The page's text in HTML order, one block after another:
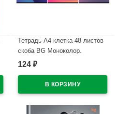
Тетрадь А4 клетка 48 листов
скоба BG Моноколор.
Градиент ассорти арт.Т4ск48
124 ₽